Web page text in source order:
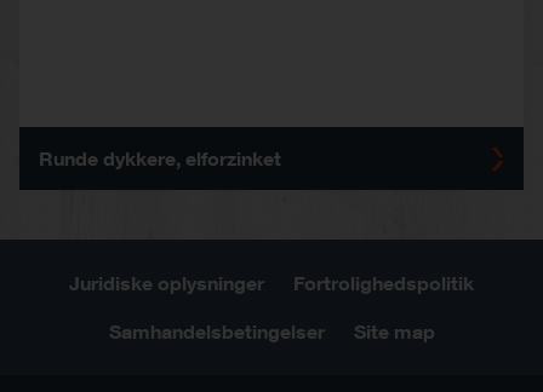
Runde dykkere, elforzinket
Juridiske oplysninger Fortrolighedspolitik
Samhandelsbetingelser Site map